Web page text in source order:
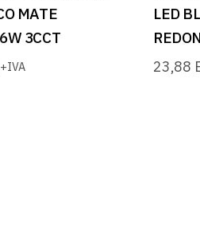
MATE
3CCT
+IVA
LED
23,88